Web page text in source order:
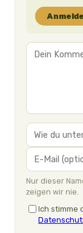
Nur dieser
zeigen wir nie.
Ich stimme